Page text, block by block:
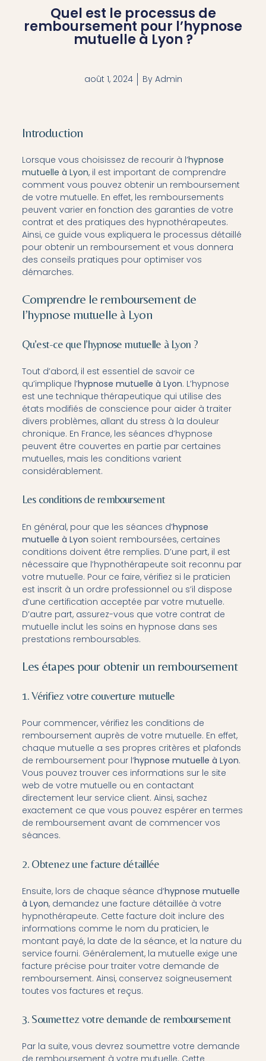
Quel est le processus de
remboursement pour l’hypnose
mutuelle à Lyon ?
août 1, 2024 ByAdmin
Introduction
Lorsque vous choisissez de recourir à l’hypnose
mutuelle à Lyon, il est important de comprendre
comment vous pouvez obtenir un remboursement
de votre mutuelle. En effet, les remboursements
peuvent varier en fonction des garanties de votre
contrat et des pratiques des hypnothérapeutes.
Ainsi, ce guide vous expliquera le processus détaillé
pour obtenir un remboursement et vous donnera
des conseils pratiques pour optimiser vos
démarches.
Comprendre le remboursement de
l’hypnose mutuelle à Lyon
Qu’est-ce que l’hypnose mutuelle à Lyon ?
Tout d’abord, il est essentiel de savoir ce
qu’implique l’hypnose mutuelle à Lyon. L’hypnose
est une technique thérapeutique qui utilise des
états modifiés de conscience pour aider à traiter
divers problèmes, allant du stress à la douleur
chronique. En France, les séances d’hypnose
peuvent être couvertes en partie par certaines
mutuelles, mais les conditions varient
considérablement.
Les conditions de remboursement
En général, pour que les séances d’hypnose
mutuelle à Lyon soient remboursées, certaines
conditions doivent être remplies. D’une part, il est
nécessaire que l’hypnothérapeute soit reconnu par
votre mutuelle. Pour ce faire, vérifiez si le praticien
est inscrit à un ordre professionnel ou s’il dispose
d’une certification acceptée par votre mutuelle.
D’autre part, assurez-vous que votre contrat de
mutuelle inclut les soins en hypnose dans ses
prestations remboursables.
Les étapes pour obtenir un remboursement
1. Vérifiez votre couverture mutuelle
Pour commencer, vérifiez les conditions de
remboursement auprès de votre mutuelle. En effet,
chaque mutuelle a ses propres critères et plafonds
de remboursement pour l’hypnose mutuelle à Lyon.
Vous pouvez trouver ces informations sur le site
web de votre mutuelle ou en contactant
directement leur service client. Ainsi, sachez
exactement ce que vous pouvez espérer en termes
de remboursement avant de commencer vos
séances.
2. Obtenez une facture détaillée
Ensuite, lors de chaque séance d’hypnose mutuelle
à Lyon, demandez une facture détaillée à votre
hypnothérapeute. Cette facture doit inclure des
informations comme le nom du praticien, le
montant payé, la date de la séance, et la nature du
service fourni. Généralement, la mutuelle exige une
facture précise pour traiter votre demande de
remboursement. Ainsi, conservez soigneusement
toutes vos factures et reçus.
3. Soumettez votre demande de remboursement
Par la suite, vous devrez soumettre votre demande